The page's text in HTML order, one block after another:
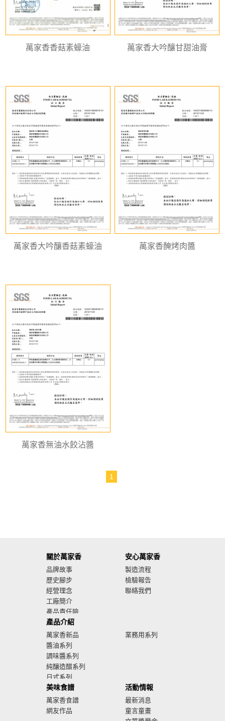
萬家香香菇素蠔油 萬家香大吟釀甘甜油膏
萬家香大吟釀香菇素蠔油 萬家香醃烤肉醬
萬家香無油水餃沾醬
1
關於萬家香
品牌故事
歷史腳步
經營理念
工廠簡介
產品責任險
廣告影音
產品介紹
萬家香新品
醬油系列
調味醬系列
純釀造醋系列
日式系列
業務用系列
美味食譜
萬家香食譜
網友作品
安心萬家香
製造流程
檢驗報告
聯絡我們
活動情報
最新消息
童言童畫